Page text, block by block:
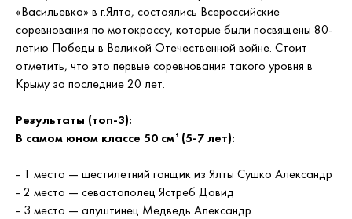
«Васильевка» в г.Ялта, состоялись Всероссийские
соревнования по мотокроссу, которые были посвящены 80-
летию Победы в Великой Отечественной войне. Стоит
отметить, что это первые соревнования такого уровня в
Крыму за последние 20 лет.
Результаты (топ-3):
В самом юном классе 50 см³ (5-7 лет):
- 1 место — шестилетний гонщик из Ялты Сушко Александр
- 2 место — севастополец Ястреб Давид
- 3 место — алуштинец Медведь Александр